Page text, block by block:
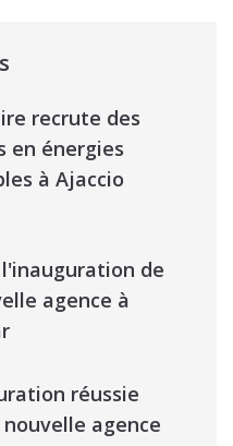
recrute des
en énergies
à Ajaccio
de
agence à
réussie
agence